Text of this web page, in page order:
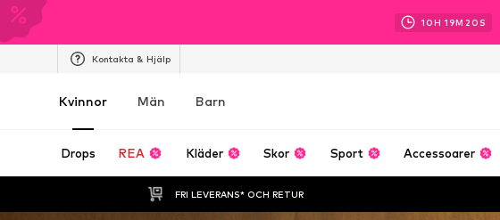
10H 19M 18 S
Kontakta & Hjälp
Kvinnor Män Barn
Drops REA Kläder Skor Sport Accessoarer
FRI LEVERANS* OCH RETUR